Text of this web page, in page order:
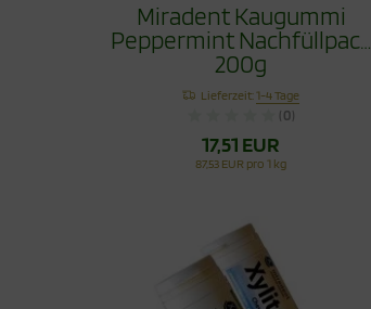
Miradent Kaugummi
Peppermint Nachfüllpack
200g
Lieferzeit:1-4 Tage
(0)
17,51 EUR
87,53 EUR pro 1 kg